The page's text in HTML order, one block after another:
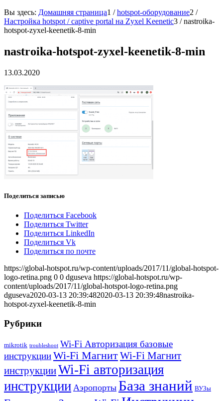
Вы здесь: Домашняя страница1 / hotspot-оборудование2 /
Настройка hotspot / captive portal на Zyxel Keenetic3 / nastroika-
hotspot-zyxel-keenetik-8-min
nastroika-hotspot-zyxel-keenetik-8-min
13.03.2020
Поделиться записью
Поделиться Facebook
Поделиться Twitter
Поделиться LinkedIn
Поделиться Vk
Поделиться по почте
https://global-hotspot.ru/wp-content/uploads/2017/11/global-hotspot-
logo-retina.png 0 0 dguseva https://global-hotspot.ru/wp-
content/uploads/2017/11/global-hotspot-logo-retina.png
dguseva2020-03-13 20:39:482020-03-13 20:39:48nastroika-
hotspot-zyxel-keenetik-8-min
Рубрики
mikrotik troubleshoot Wi-Fi Авторизация базовые
инструкцииWi-Fi МагнитWi-Fi Магнит
инструкцииWi-Fi авторизация
инструкции Аэропорты База знаний ВУЗы